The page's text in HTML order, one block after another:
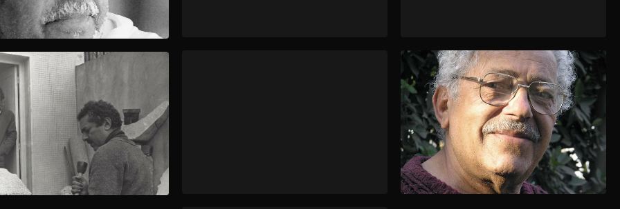
لمحات من حياة آدم حنين آدم حنين بصحبة الفنان التشكيلي ووزير الثقافة الأسبق فاروق حسني